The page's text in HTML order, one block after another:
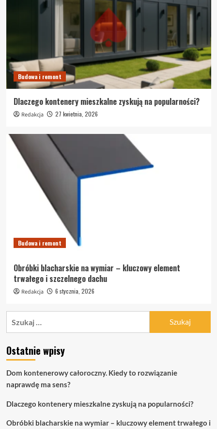
Budowa i remont
Dlaczego kontenery mieszkalne zyskują na popularności?
Redakcja 27 kwietnia, 2026
Budowa i remont
Obróbki blacharskie na wymiar – kluczowy element
trwałego i szczelnego dachu
Redakcja 6 stycznia, 2026
Ostatnie wpisy
Dom kontenerowy całoroczny. Kiedy to rozwiązanie
naprawdę ma sens?
Dlaczego kontenery mieszkalne zyskują na popularności?
Obróbki blacharskie na wymiar – kluczowy element trwałego i